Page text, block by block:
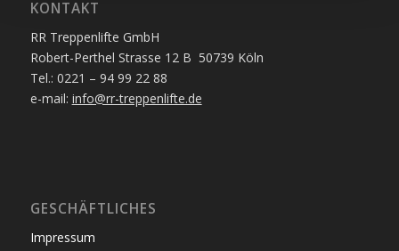
KONTAKT
RR Treppenlifte GmbH
Robert-Perthel Strasse 12 B 50739 Köln
Tel.: 0221 – 94 99 22 88
e-mail: info@rr-treppenlifte.de
GESCHÄFTLICHES
Impressum